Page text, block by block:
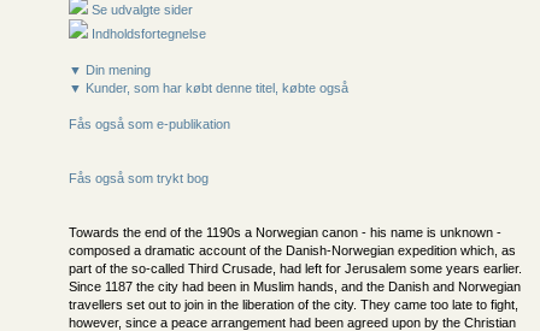
Se udvalgte sider
Indholdsfortegnelse
▼ Din mening
▼ Kunder, som har købt denne titel, købte også
Fås også som e-publikation
Fås også som trykt bog
Towards the end of the 1190s a Norwegian canon - his name is unknown -
composed a dramatic account of the Danish-Norwegian expedition which, as
part of the so-called Third Crusade, had left for Jerusalem some years earlier.
Since 1187 the city had been in Muslim hands, and the Danish and Norwegian
travellers set out to join in the liberation of the city. They came too late to fight,
however, since a peace arrangement had been agreed upon by the Christian